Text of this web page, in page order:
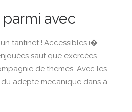
avec
tantinet ! Accessibles i�
sauf que exercées
de themes. Avec les
adepte mecanique dans à